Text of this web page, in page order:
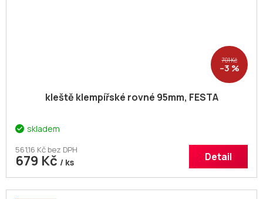
701 Kč
–3 %
kleště klempířské rovné 95mm, FESTA
skladem
561,16 Kč bez DPH
679 Kč / ks Detail